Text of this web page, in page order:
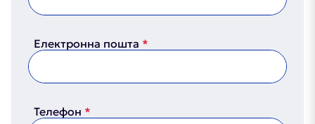
Електронна пошта
Телефон